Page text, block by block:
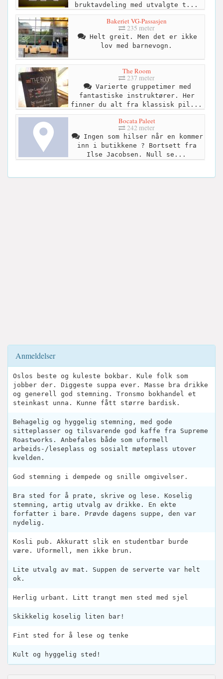
bruktavdeling med utvalgte t...
Bakeriet VG-Passasjen
235 meter
Helt greit. Men det er ikke
lov med barnevogn.
The Room
237 meter
Varierte gruppetimer med
fantastiske instruktører. Her
finner du alt fra klassisk pil...
Bocata Paleet
242 meter
Ingen som hilser når en kommer
inn i butikkene ? Bortsett fra
Ilse Jacobsen. Null se...
Anmeldelser
Oslos beste og kuleste bokbar. Kule folk som
jobber der. Diggeste suppa ever. Masse bra drikke
og generell god stemning. Tronsmo bokhandel et
steinkast unna. Kunne fått større bardisk.
Behagelig og hyggelig stemning, med gode
sitteplasser og tilsvarende god kaffe fra Supreme
Roastworks. Anbefales både som uformell
arbeids-/leseplass og sosialt møteplass utover
kvelden.
God stemning i dempede og snille omgivelser.
Bra sted for å prate, skrive og lese. Koselig
stemning, artig utvalg av drikke. En ekte
forfatter i bare. Prøvde dagens suppe, den var
nydelig.
Kosli pub. Akkuratt slik en studentbar burde
være. Uformell, men ikke brun.
Lite utvalg av mat. Suppen de serverte var helt
ok.
Herlig urbant. Litt trangt men sted med sjel
Skikkelig koselig liten bar!
Fint sted for å lese og tenke
Kult og hyggelig sted!